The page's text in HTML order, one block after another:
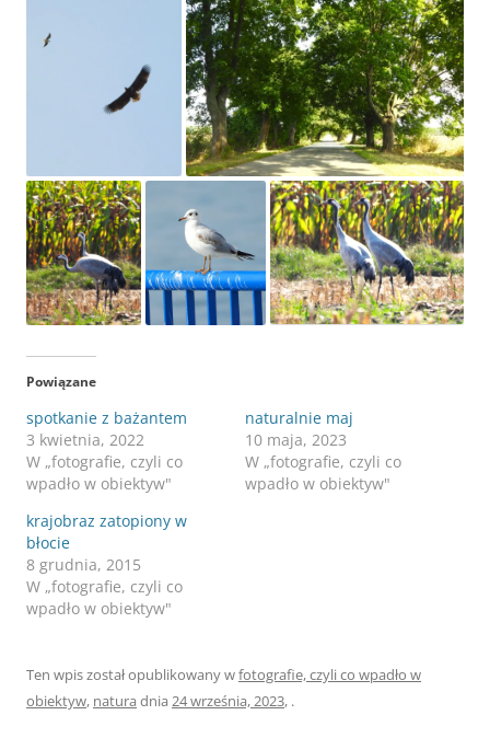
Powiązane
spotkanie z bażantem
3 kwietnia, 2022
W „fotografie, czyli co
wpadło w obiektyw"
naturalnie maj
10 maja, 2023
W „fotografie, czyli co
wpadło w obiektyw"
krajobraz zatopiony w
błocie
8 grudnia, 2015
W „fotografie, czyli co
wpadło w obiektyw"
Ten wpis został opublikowany wfotografie, czyli co wpadło w
obiektyw, natura dnia 24 września, 2023, .